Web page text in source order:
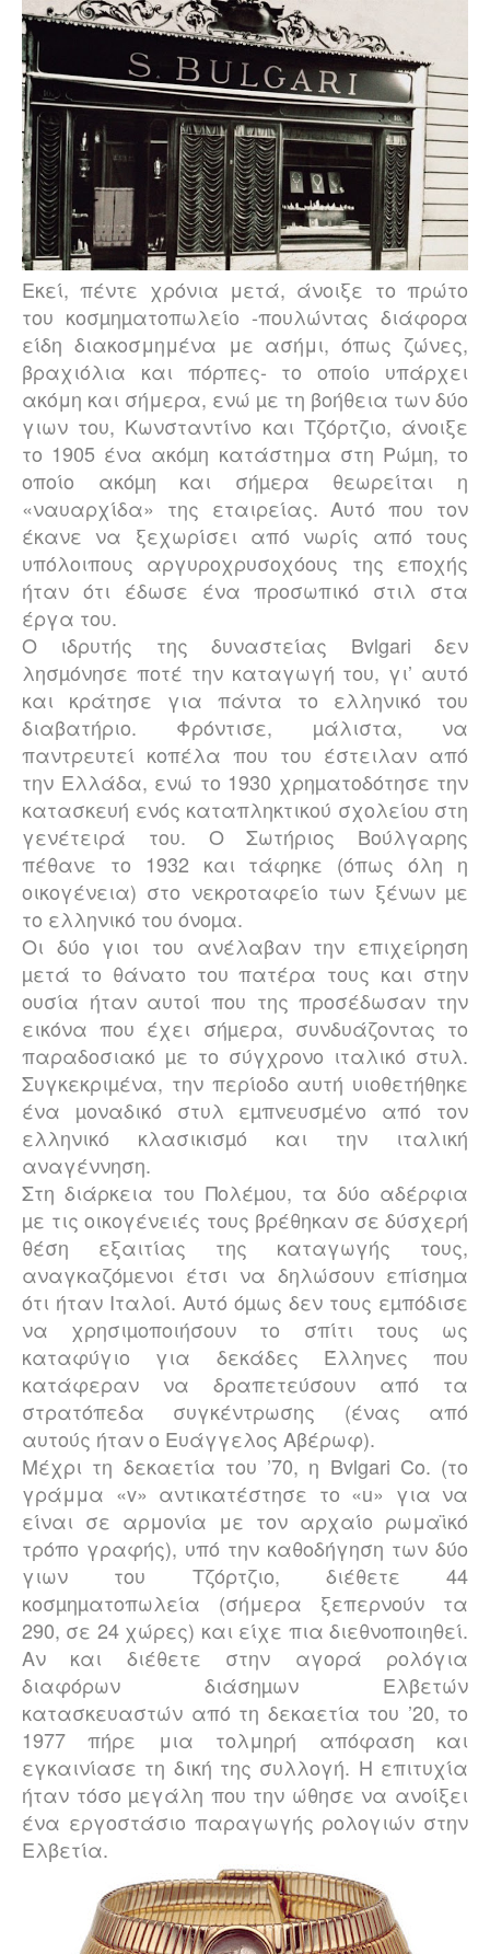
Εκεί, πέντε χρόνια μετά, άνοιξε το πρώτο
του κοσµηµατοπωλείο -πουλώντας διάφορα
είδη διακοσμημένα με ασήμι, όπως ζώνες,
βραχιόλια και πόρπες- το οποίο υπάρχει
ακόμη και σήμερα, ενώ µε τη βοήθεια των δύο
γιων του, Κωνσταντίνο και Τζόρτζιο, άνοιξε
το 1905 ένα ακόµη κατάστημα στη Ρώµη, το
οποίο ακόµη και σήµερα θεωρείται η
«ναυαρχίδα» της εταιρείας. Αυτό που τον
έκανε να ξεχωρίσει από νωρίς από τους
υπόλοιπους αργυροχρυσοχόους της εποχής
ήταν ότι έδωσε ένα προσωπικό στιλ στα
έργα του.
Ο ιδρυτής της δυναστείας Bvlgari δεν
λησµόνησε ποτέ την καταγωγή του, γι’ αυτό
και κράτησε για πάντα το ελληνικό του
διαβατήριο. Φρόντισε, µάλιστα, να
παντρευτεί κοπέλα που του έστειλαν από
την Ελλάδα, ενώ το 1930 χρηµατοδότησε την
κατασκευή ενός καταπληκτικού σχολείου στη
γενέτειρά του. Ο Σωτήριος Βούλγαρης
πέθανε το 1932 και τάφηκε (όπως όλη η
οικογένεια) στο νεκροταφείο των ξένων µε
το ελληνικό του όνοµα.
Οι δύο γιοι του ανέλαβαν την επιχείρηση
µετά το θάνατο του πατέρα τους και στην
ουσία ήταν αυτοί που της προσέδωσαν την
εικόνα που έχει σήµερα, συνδυάζοντας το
παραδοσιακό µε το σύγχρονο ιταλικό στυλ.
Συγκεκριµένα, την περίοδο αυτή υιοθετήθηκε
ένα µοναδικό στυλ εµπνευσµένο από τον
ελληνικό κλασικισµό και την ιταλική
αναγέννηση.
Στη διάρκεια του Πολέµου, τα δύο αδέρφια
µε τις οικογένειές τους βρέθηκαν σε δύσχερή
θέση εξαιτίας της καταγωγής τους,
αναγκαζόµενοι έτσι να δηλώσουν επίσηµα
ότι ήταν Ιταλοί. Αυτό όµως δεν τους εµπόδισε
να χρησιµοποιήσουν το σπίτι τους ως
καταφύγιο για δεκάδες Έλληνες που
κατάφεραν να δραπετεύσουν από τα
στρατόπεδα συγκέντρωσης (ένας από
αυτούς ήταν ο Ευάγγελος Αβέρωφ).
Μέχρι τη δεκαετία του ’70, η Bvlgari Co. (το
γράμμα «v» αντικατέστησε το «u» για να
είναι σε αρμονία με τον αρχαίο ρωμαϊκό
τρόπο γραφής), υπό την καθοδήγηση των δύο
γιων του Τζόρτζιο, διέθετε 44
κοσµηµατοπωλεία (σήμερα ξεπερνούν τα
290, σε 24 χώρες) και είχε πια διεθνοποιηθεί.
Αν και διέθετε στην αγορά ρολόγια
διαφόρων διάσηµων Ελβετών
κατασκευαστών από τη δεκαετία του ’20, το
1977 πήρε μια τολμηρή απόφαση και
εγκαινίασε τη δική της συλλογή. Η επιτυχία
ήταν τόσο µεγάλη που την ώθησε να ανοίξει
ένα εργοστάσιο παραγωγής ρολογιών στην
Ελβετία.